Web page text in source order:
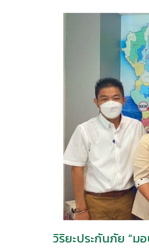
วิริยะประกันภัย “